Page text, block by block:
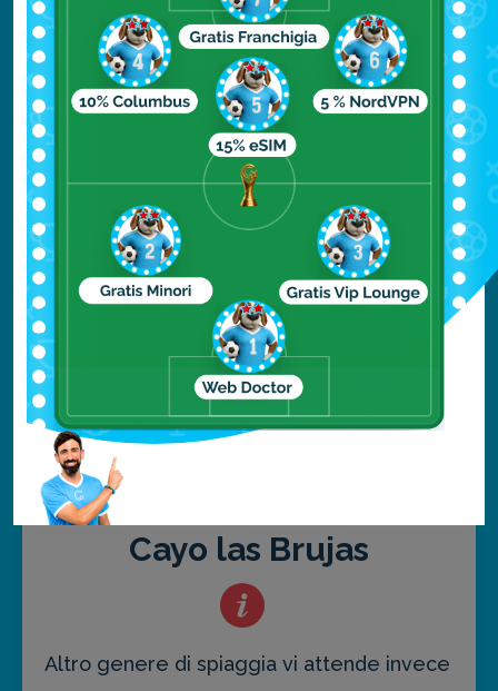
In un elenco delle più belle spiagge di
Cuba , impossibile non citare Varadero
Beach: ancor più che per la sua bellezza
naturale, infatti, Varadero Beach è nota
come punta di diamante di quello che è un
vero e proprio villaggio-resort dei Caraibi,
il più esteso della zona. Il posto dove
sperimentare una vita da spiaggia
incentrata non tanto sul contatto con la
natura quanto su hotel lussuosi, piscine e
tutti i comfort.
Cayo las Brujas
Altro genere di spiaggia vi attende invece